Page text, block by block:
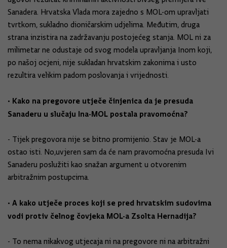
Sanadera. Hrvatska Vlada mora zajedno s MOL-om upravljati
tvrtkom, sukladno dioničarskim udjelima. Međutim, druga
strana inzistira na zadržavanju postojećeg stanja. MOL ni za
milimetar ne odustaje od svog modela upravljanja Inom koji,
po našoj ocjeni, nije sukladan hrvatskim zakonima i usto
rezultira velikim padom poslovanja i vrijednosti.
• Kako na pregovore utječe činjenica da je presuda
Sanaderu u slučaju Ina-MOL postala pravomoćna?
- Tijek pregovora nije se bitno promijenio. Stav je MOL-a
ostao isti. No,uvjeren sam da će nam pravomoćna presuda Ivi
Sanaderu poslužiti kao snažan argument u otvorenim
arbitražnim postupcima.
• A kako utječe proces koji se pred hrvatskim sudovima
vodi protiv čelnog čovjeka MOL-a Zsolta Hernadija?
- To nema nikakvog utjecaja ni na pregovore ni na arbitražni